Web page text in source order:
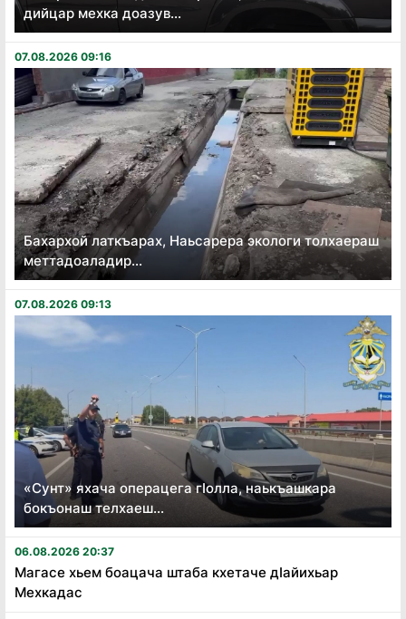
дийцар мехка доазув...
07.08.2026 09:16
Бахархой латкъарах, Наьсарера экологи толхаераш
меттадоаладир...
07.08.2026 09:13
«Сунт» яхача операцега гӏолла, наькъашкара
бокъонаш телхаеш...
06.08.2026 20:37
Магасе хьем боацача штаба кхетаче дӏайихьар
Мехкадас